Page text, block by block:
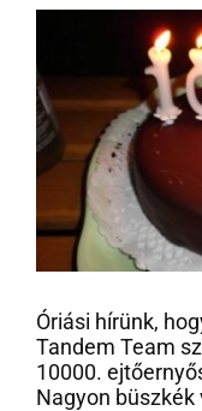
Óriási hírünk,
Tandem Team
10000.
Nagyon büszkék